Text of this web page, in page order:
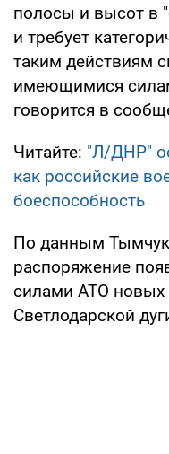
полосы и высот в
и требует
таким действиям
имеющимися
говорится в
Читайте: "Л/ДНР"
как российские
боеспособность
По данным
распоряжение
силами АТО новых
Светлодарской